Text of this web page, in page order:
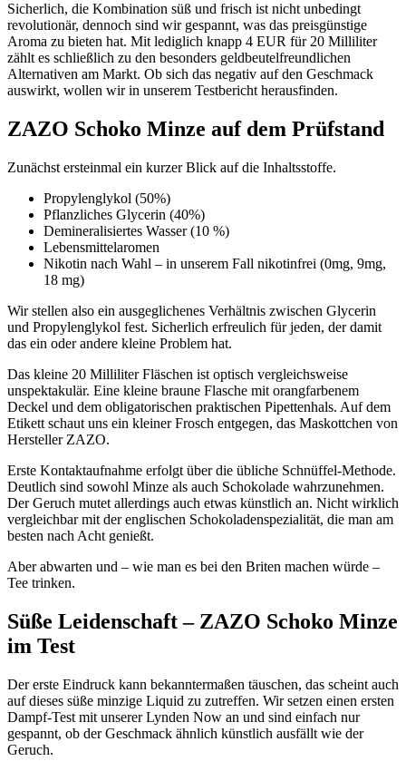
Sicherlich, die Kombination süß und frisch ist nicht unbedingt
revolutionär, dennoch sind wir gespannt, was das preisgünstige
Aroma zu bieten hat. Mit lediglich knapp 4 EUR für 20 Milliliter
zählt es schließlich zu den besonders geldbeutelfreundlichen
Alternativen am Markt. Ob sich das negativ auf den Geschmack
auswirkt, wollen wir in unserem Testbericht herausfinden.
ZAZO Schoko Minze auf dem Prüfstand
Zunächst ersteinmal ein kurzer Blick auf die Inhaltsstoffe.
Propylenglykol (50%)
Pflanzliches Glycerin (40%)
Demineralisiertes Wasser (10 %)
Lebensmittelaromen
Nikotin nach Wahl – in unserem Fall nikotinfrei (0mg, 9mg,
18 mg)
Wir stellen also ein ausgeglichenes Verhältnis zwischen Glycerin
und Propylenglykol fest. Sicherlich erfreulich für jeden, der damit
das ein oder andere kleine Problem hat.
Das kleine 20 Milliliter Fläschen ist optisch vergleichsweise
unspektakulär. Eine kleine braune Flasche mit orangfarbenem
Deckel und dem obligatorischen praktischen Pipettenhals. Auf dem
Etikett schaut uns ein kleiner Frosch entgegen, das Maskottchen von
Hersteller ZAZO.
Erste Kontaktaufnahme erfolgt über die übliche Schnüffel-Methode.
Deutlich sind sowohl Minze als auch Schokolade wahrzunehmen.
Der Geruch mutet allerdings auch etwas künstlich an. Nicht wirklich
vergleichbar mit der englischen Schokoladenspezialität, die man am
besten nach Acht genießt.
Aber abwarten und – wie man es bei den Briten machen würde –
Tee trinken.
Süße Leidenschaft – ZAZO Schoko Minze
im Test
Der erste Eindruck kann bekanntermaßen täuschen, das scheint auch
auf dieses süße minzige Liquid zu zutreffen. Wir setzen einen ersten
Dampf-Test mit unserer Lynden Now an und sind einfach nur
gespannt, ob der Geschmack ähnlich künstlich ausfällt wie der
Geruch.